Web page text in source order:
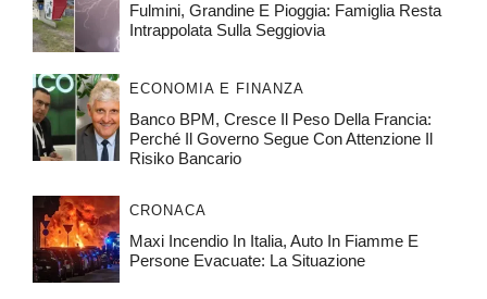
Fulmini, Grandine E Pioggia: Famiglia Resta
Intrappolata Sulla Seggiovia
ECONOMIA E FINANZA
Banco BPM, Cresce Il Peso Della Francia:
Perché Il Governo Segue Con Attenzione Il
Risiko Bancario
CRONACA
Maxi Incendio In Italia, Auto In Fiamme E
Persone Evacuate: La Situazione